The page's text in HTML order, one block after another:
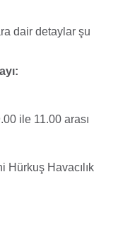
dair detaylar şu
ile 11.00 arası
Hürkuş Havacılık